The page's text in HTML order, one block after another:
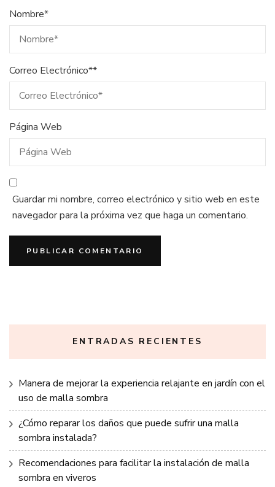
Nombre*
Correo Electrónico**
Página Web
Guardar mi nombre, correo electrónico y sitio web en este
navegador para la próxima vez que haga un comentario.
ENTRADAS RECIENTES
Manera de mejorar la experiencia relajante en jardín con el
uso de malla sombra
¿Cómo reparar los daños que puede sufrir una malla
sombra instalada?
Recomendaciones para facilitar la instalación de malla
sombra en viveros